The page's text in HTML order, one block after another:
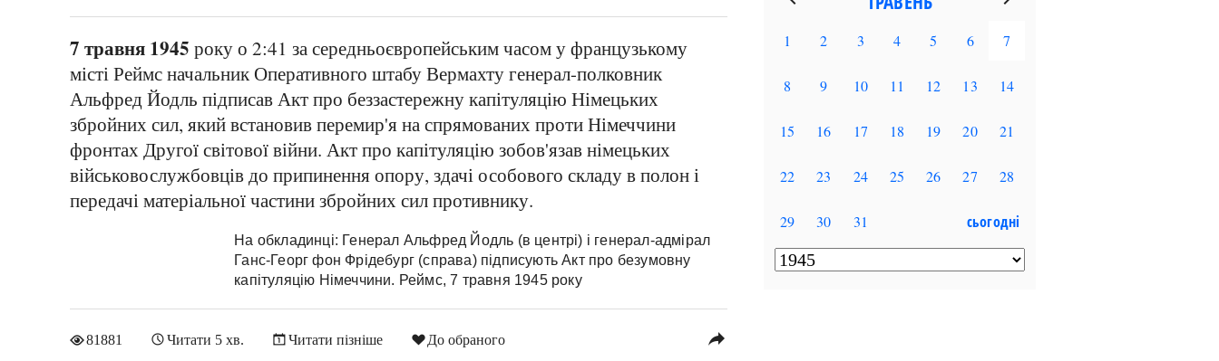
7 травня 1945 року о 2:41 за середньоєвропейським часом у французькому
місті Реймс начальник Оперативного штабу Вермахту генерал-полковник
Альфред Йодль підписав Акт про беззастережну капітуляцію Німецьких
збройних сил, який встановив перемир'я на спрямованих проти Німеччини
фронтах Другої світової війни. Акт про капітуляцію зобов'язав німецьких
військовослужбовців до припинення опору, здачі особового складу в полон і
передачі матеріальної частини збройних сил противнику.
На обкладинці: Генерал Альфред Йодль (в центрі) і генерал-адмірал
Ганс-Георг фон Фрідебург (справа) підписують Акт про безумовну
капітуляцію Німеччини. Реймс, 7 травня 1945 року
81881 Читати 5 хв. Читати пізніше До обраного reply